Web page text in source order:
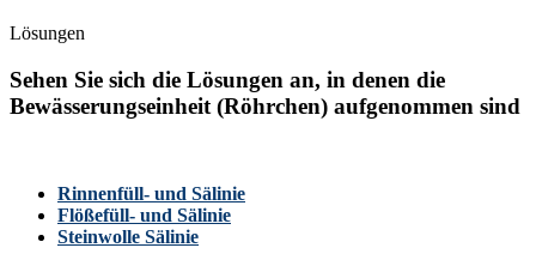
Lösungen
Sehen Sie sich die Lösungen an, in denen die
Bewässerungseinheit (Röhrchen) aufgenommen sind
Rinnenfüll- und Sälinie
Flößefüll- und Sälinie
Steinwolle Sälinie